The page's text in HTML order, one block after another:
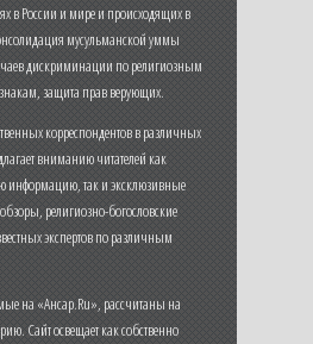
в России и мире и происходящих в
мусульманской уммы
дискриминации по религиозным
защита прав верующих.
корреспондентов в различных
вниманию читателей как
информацию, так и эксклюзивные
религиозно-богословские
экспертов по различным
на «Ансар.Ru», рассчитаны на
Сайт освещает как собственно